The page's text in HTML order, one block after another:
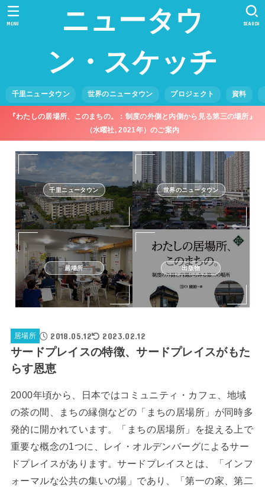
ニュータウ
ン・スケッチ
千里ニュータウン 世界のニュータウン プロジェクト 資料
SEARCH
MENU
『わたしの居場所、このまちの。：制度の外側と内側から見る第三の場所』
（水曜社, 2021年）のご案内
千里ニュータウン 世界のニュータウン
居場所 出版物
居場所 2018.05.12 2023.02.12
サードプレイスの特徴、サードプレイスがもた
らす恩恵
2000年頃から、日本ではコミュニティ・カフェ、地域
の茶の間、まちの縁側などの「まちの居場所」が同時多
発的に開かれています。「まちの居場所」を捉える上で
重要な概念の1つに、レイ・オルデンバーグによるサー
ドプレイスがあります。サードプレイスとは、「インフ
ォーマルな公共の集いの場」であり、「第一の家、第二